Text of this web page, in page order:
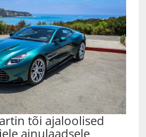
tõi ajaloolised
ainulaadsele